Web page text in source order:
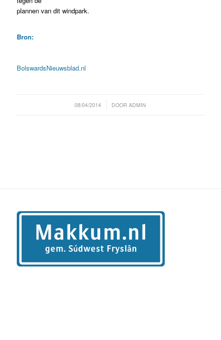
plannen van dit windpark.
Bron:
BolswardsNieuwsblad.nl
08/04/2014
/ DOORADMIN